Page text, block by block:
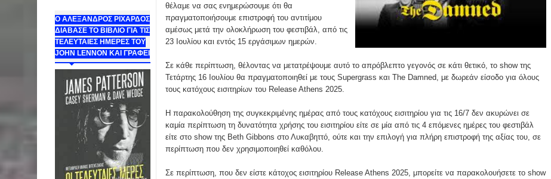
Ο ΑΛΕΞΑΝΔΡΟΣ ΡΙΧΑΡΔΟΣ
ΔΙΑΒΑΣΕ ΤΟ ΒΙΒΛΙΟ ΓΙΑ ΤΙΣ
ΤΕΛΕΥΤΑΙΕΣ ΗΜΕΡΕΣ ΤΟΥ
JOHN LENNON ΚΑΙ ΓΡΑΦΕΙ
θέλαμε να σας ενημερώσουμε ότι θα
πραγματοποιήσουμε επιστροφή του αντιτίμου
αμέσως μετά την ολοκλήρωση του φεστιβάλ, από τις
23 Ιουλίου και εντός 15 εργάσιμων ημερών.
Σε κάθε περίπτωση, θέλοντας να μετατρέψουμε αυτό το απρόβλεπτο γεγονός σε κάτι θετικό, το show της
Τετάρτης 16 Ιουλίου θα πραγματοποιηθεί με τους Supergrass και The Damned, με δωρεάν είσοδο για όλους
τους κατόχους εισιτηρίων του Release Athens 2025.
Η παρακολούθηση της συγκεκριμένης ημέρας από τους κατόχους εισιτηρίου για τις 16/7 δεν ακυρώνει σε
καμία περίπτωση τη δυνατότητα χρήσης του εισιτηρίου είτε σε μία από τις 4 επόμενες ημέρες του φεστιβάλ
είτε στο show της Beth Gibbons στο Λυκαβηττό, ούτε και την επιλογή για πλήρη επιστροφή της αξίας του, σε
περίπτωση που δεν χρησιμοποιηθεί καθόλου.
Σε περίπτωση, που δεν είστε κάτοχος εισιτηρίου Release Athens 2025, μπορείτε να παρακολουήσετε το show